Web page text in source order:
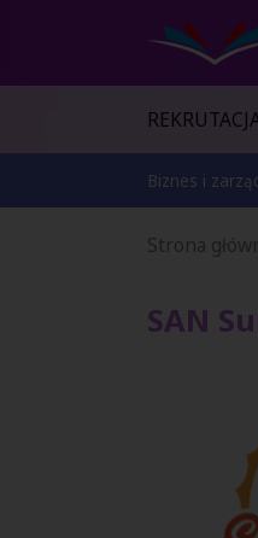
Biznes i
Strona
SAN